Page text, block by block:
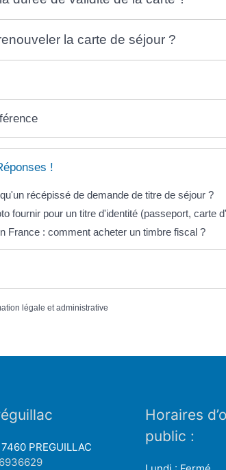
la carte de séjour ?
!
récépissé de demande de titre de séjour ?
fournir pour un titre d'identité (passeport, carte
France : comment acheter un timbre fiscal ?
légale et administrative
PREGUILLAC
Horaires
public :